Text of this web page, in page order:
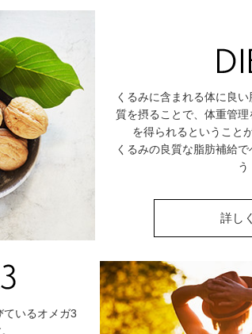
ているオメガ3
くるみに含まれる体に良
質を摂ることで、体重管
を得られるということ
くるみの良質な脂肪補給
う
詳し